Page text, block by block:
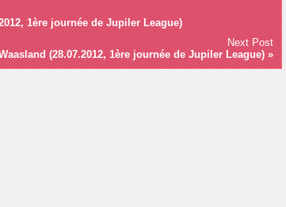
1ère journée de Jupiler League)
Next Post
(28.07.2012, 1ère journée de Jupiler League)»